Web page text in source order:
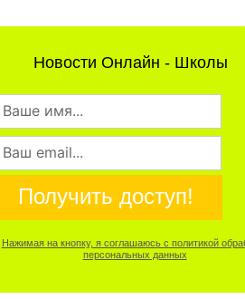
Новости Онлайн - Школы
Получить доступ!
Нажимая на кнопку, я соглашаюсь с политикой
персональных данных